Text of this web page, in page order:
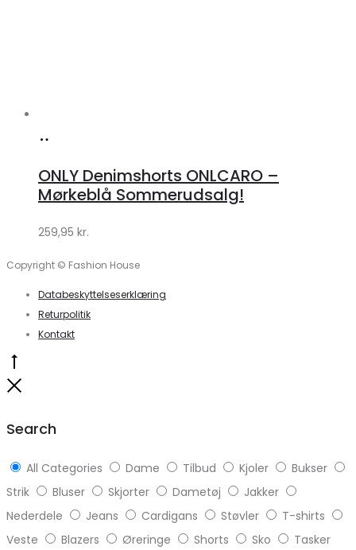
Klædeskabet.dk
ONLY Denimshorts ONLCARO –
Mørkeblå Sommerudsalg!
259,95 kr.
Copyright © Fashion House
Databeskyttelseserklæring
Returpolitik
Kontakt
Search
All Categories Dame Tilbud Kjoler
Bukser
Strik
Bluser Skjorter Dametøj
Jakker
Nederdele
Jeans Cardigans Støvler
T-shirts
Veste
Blazers Øreringe Shorts Sko
Tasker